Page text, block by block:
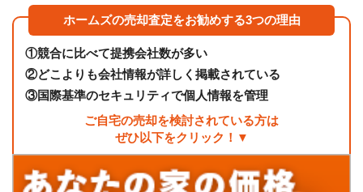
ホームズの売却査定をお勧めする3つの理由
①競合に比べて提携会社数が多い
②どこよりも会社情報が詳しく掲載されている
③国際基準のセキュリティで個人情報を管理
ご自宅の売却を検討されている方は
ぜひ以下をクリック！▼